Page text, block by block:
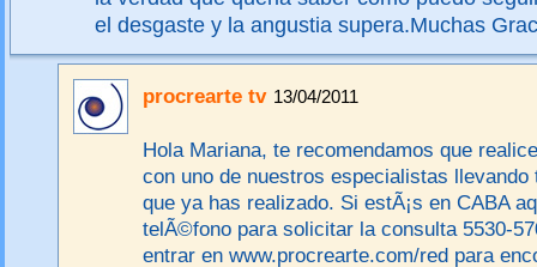
el desgaste y la angustia supera.Muchas
procrearte tv 13/04/2011
Hola Mariana, te recomendamos que
con uno de nuestros especialistas llevando
que ya has realizado. Si estÃ¡s en CABA
telÃ©fono para solicitar la consulta 5530-
entrar en www.procrearte.com/red para